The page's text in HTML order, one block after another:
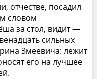
отчестве, посадил
словом
за стол, видит —
сильных
Змеевича: лежит
его на лучшее